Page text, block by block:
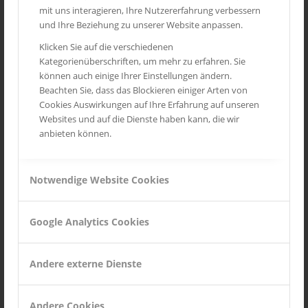
mit uns interagieren, Ihre Nutzererfahrung verbessern
und Ihre Beziehung zu unserer Website anpassen.
Klicken Sie auf die verschiedenen
Kategorienüberschriften, um mehr zu erfahren. Sie
können auch einige Ihrer Einstellungen ändern.
Beachten Sie, dass das Blockieren einiger Arten von
Cookies Auswirkungen auf Ihre Erfahrung auf unseren
Websites und auf die Dienste haben kann, die wir
anbieten können.
Notwendige Website Cookies
Google Analytics Cookies
Andere externe Dienste
Durch das Benutzen von Twitter und der Funktion „Re-Tweet“
werden die von Ihnen besuchten Websites mit Ihrem Twitter-
Account verknüpft und anderen Nutzern bekannt gegeben.
Dabei werden auch Daten an Twitter übertragen. Wir weisen
darauf hin, dass wir als Anbieter der Seiten keine Kenntnis vom
Inhalt der Übermittelten Daten sowie deren Nutzung durch
Twitter erhalten. Weitere Informationen hierzu finden Sie in der
Datenschutzerklärung von Twitter
unterhttps://twitter.com/privacy
unter:https://twitter.com/account/settings
Google+
Unsere Seiten nutzen Funktionen von Google+. Anbieter ist die
Google+-Schaltfläche können Sie Informationen weltweit
veröffentlichen. Über die Google+-Schaltfläche erhalten Sie und